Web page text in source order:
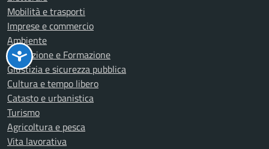
Mobilità e trasporti
Imprese e commercio
Ambiente
Educazione e Formazione
Giustizia e sicurezza pubblica
Cultura e tempo libero
Catasto e urbanistica
Turismo
Agricoltura e pesca
Vita lavorativa